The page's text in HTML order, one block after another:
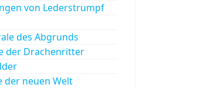
von Lederstrumpf
des Abgrunds
der Drachenritter
der neuen Welt